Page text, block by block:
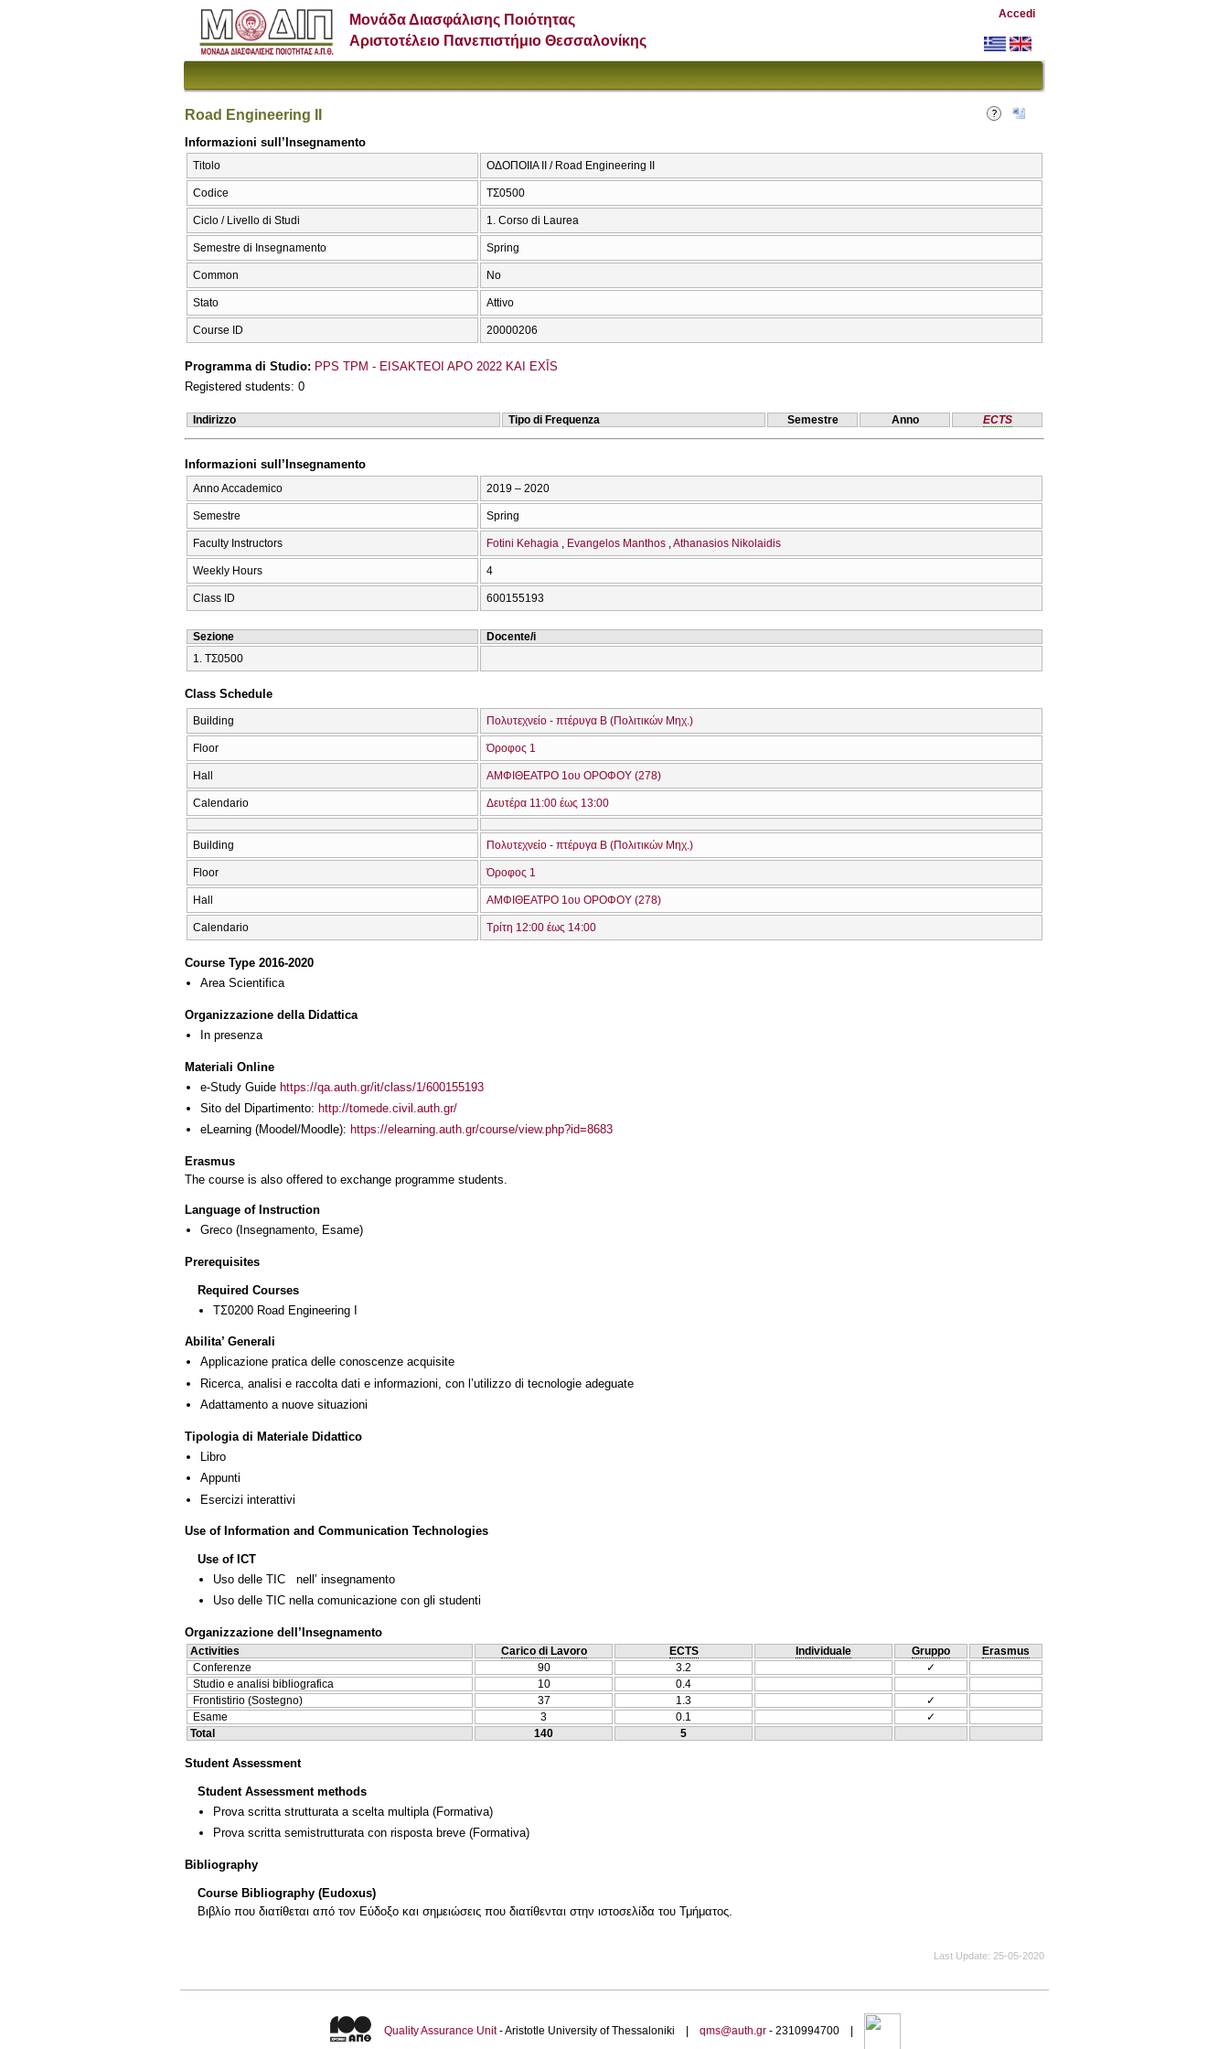
Μονάδα Διασφάλισης Ποιότητας
Αριστοτέλειο Πανεπιστήμιο Θεσσαλονίκης
Accedi
Road Engineering II
Informazioni sull’Insegnamento
Titolo ΟΔΟΠΟΙΙΑ ΙΙ / Road Engineering II
Codice ΤΣ0500
Ciclo / Livello di Studi 1. Corso di Laurea
Semestre di Insegnamento Spring
Common No
Stato Attivo
Course ID 20000206
Programma di Studio: PPS TPM - EISAKTEOI APO 2022 KAI EXĪS
Registered students: 0
Indirizzo Tipo di Frequenza Semestre Anno ECTS
Informazioni sull’Insegnamento
Anno Accademico 2019 – 2020
Semestre Spring
Faculty Instructors Fotini Kehagia Evangelos Manthos Athanasios Nikolaidis
Weekly Hours 4
Class ID 600155193
Sezione
Docente/i
1. ΤΣ0500
Class Schedule
Building Πολυτεχνείο - πτέρυγα Β (Πολιτικών Μηχ.)
Floor Όροφος 1
Hall ΑΜΦΙΘΕΑΤΡΟ 1ου ΟΡΟΦΟΥ (278)
Calendario Δευτέρα 11:00 έως 13:00
Building Πολυτεχνείο - πτέρυγα Β (Πολιτικών Μηχ.)
Floor Όροφος 1
Hall ΑΜΦΙΘΕΑΤΡΟ 1ου ΟΡΟΦΟΥ (278)
Calendario Τρίτη 12:00 έως 14:00
Course Type 2016-2020
Area Scientifica
Organizzazione della Didattica
In presenza
Materiali Online
e-Study Guide https://qa.auth.gr/it/class/1/600155193
Sito del Dipartimento: http://tomede.civil.auth.gr/
eLearning (Moodel/Moodle): https://elearning.auth.gr/course/view.php?id=8683
Erasmus
The course is also offered to exchange programme students.
Language of Instruction
Greco (Insegnamento, Esame)
Prerequisites
Required Courses
ΤΣ0200 Road Engineering I
Abilita’ Generali
Applicazione pratica delle conoscenze acquisite
Ricerca, analisi e raccolta dati e informazioni, con l’utilizzo di tecnologie adeguate
Adattamento a nuove situazioni
Tipologia di Materiale Didattico
Libro
Appunti
Esercizi interattivi
Use of Information and Communication Technologies
Use of ICT
Uso delle TIC nell’ insegnamento
Uso delle TIC nella comunicazione con gli studenti
Organizzazione dell’Insegnamento
Activities Carico di Lavoro ECTS Individuale Gruppo
Erasmus
Conferenze
90 3.2
✓
Studio e analisi bibliografica
10
0.4
Frontistirio (Sostegno)
37 1.3
✓
Esame
3 0.1
✓
Total
140 5
Student Assessment
Student Assessment methods
Prova scritta strutturata a scelta multipla (Formativa)
Prova scritta semistrutturata con risposta breve (Formativa)
Bibliography
Course Bibliography (Eudoxus)
Βιβλίο που διατίθεται από τον Εύδοξο και σημειώσεις που διατίθενται στην ιστοσελίδα του Τμήματος.
Last Update 25-05-2020
Quality Assurance Unit- Aristotle University of Thessaloniki | qms@auth.gr- 2310994700 |